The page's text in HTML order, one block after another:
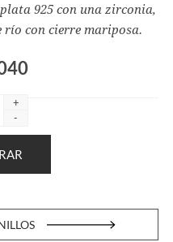
925 con una zirconia,
río con cierre mariposa.
+
-